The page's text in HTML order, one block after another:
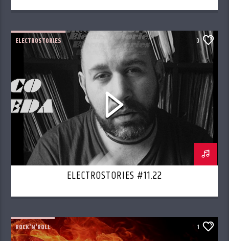
ELECTROSTORIES 0
ELECTROSTORIES #11.22
ROCK'N'ROLL 1